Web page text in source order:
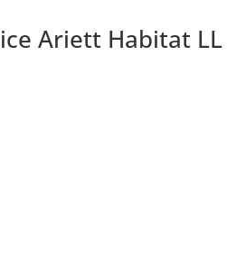
Ariett Habitat LL